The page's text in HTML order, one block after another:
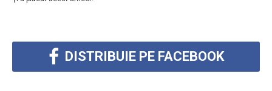
DISTRIBUIE PE FACEBOOK